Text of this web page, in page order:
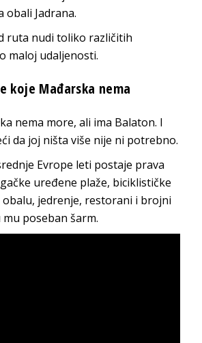
obali Jadrana.
ruta nudi toliko različitih
maloj udaljenosti.
koje Mađarska nema
nema more, ali ima Balaton. I
da joj ništa više nije ni potrebno.
Evrope leti postaje prava
uređene plaže, biciklističke
jedrenje, restorani i brojni
poseban šarm.